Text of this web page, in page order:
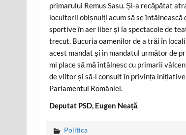
primarului Remus Sasu. Și-a recăpătat
locuitorii obișnuiți acum să se
sportive în aer liber și la spectacole de
trecut. Bucuria oamenilor de a trăi în
acest mandat și în mandatul următor de
mi place să mă întâlnesc cu primarii
de viitor și să-i consult în privința
Parlamentul României.
Deputat PSD, Eugen Neață
Politica